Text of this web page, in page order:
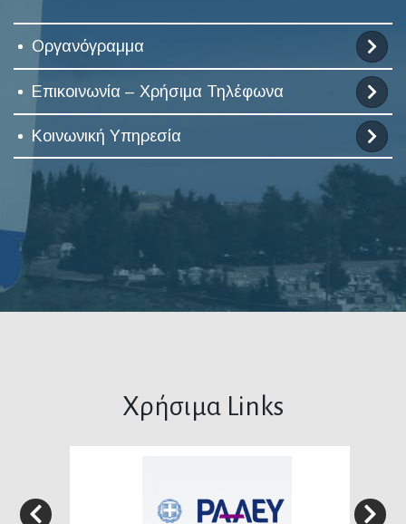
Οργανόγραμμα
Επικοινωνία – Χρήσιμα Τηλέφωνα
Κοινωνική Υπηρεσία
Χρήσιμα Links